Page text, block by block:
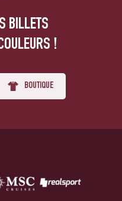
BILLETS
!
BOUTIQUE